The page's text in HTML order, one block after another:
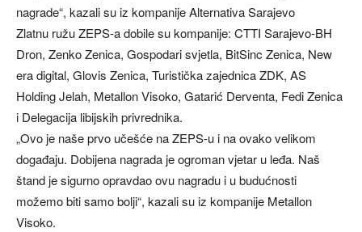
nagrade“, kazali su iz kompanije Alternativa Sarajevo
Zlatnu ružu ZEPS-a dobile su kompanije: CTTI Sarajevo-BH
Dron, Zenko Zenica, Gospodari svjetla, BitSinc Zenica, New
era digital, Glovis Zenica, Turistička zajednica ZDK, AS
Holding Jelah, Metallon Visoko, Gatarić Derventa, Fedi Zenica
i Delegacija libijskih privrednika.
„Ovo je naše prvo učešće na ZEPS-u i na ovako velikom
događaju. Dobijena nagrada je ogroman vjetar u leđa. Naš
štand je sigurno opravdao ovu nagradu i u budućnosti
možemo biti samo bolji“, kazali su iz kompanije Metallon
Visoko.